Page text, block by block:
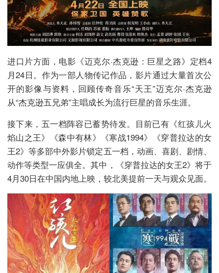
进口片方面，电影《迈克尔·杰克逊：巨星之路》定档4
月24日。作为一部人物传记作品，影片通过大量首次公
开的影像与资料，回顾传奇音乐“天王”迈克尔·杰克逊
从“杰克逊五兄弟”主唱成长为流行巨星的音乐生涯。
接下来，五一档阵容已蓄势待发。目前已有《红孩儿火
焰山之王》《森中有林》《寒战1994》《穿普拉达的女
王2》等多部中外影片锁定五一档，动画、喜剧、剧情、
动作等类型一应俱全。其中，《穿普拉达的女王2》将于
4月30日在中国内地上映，较北美提前一天与观众见面。